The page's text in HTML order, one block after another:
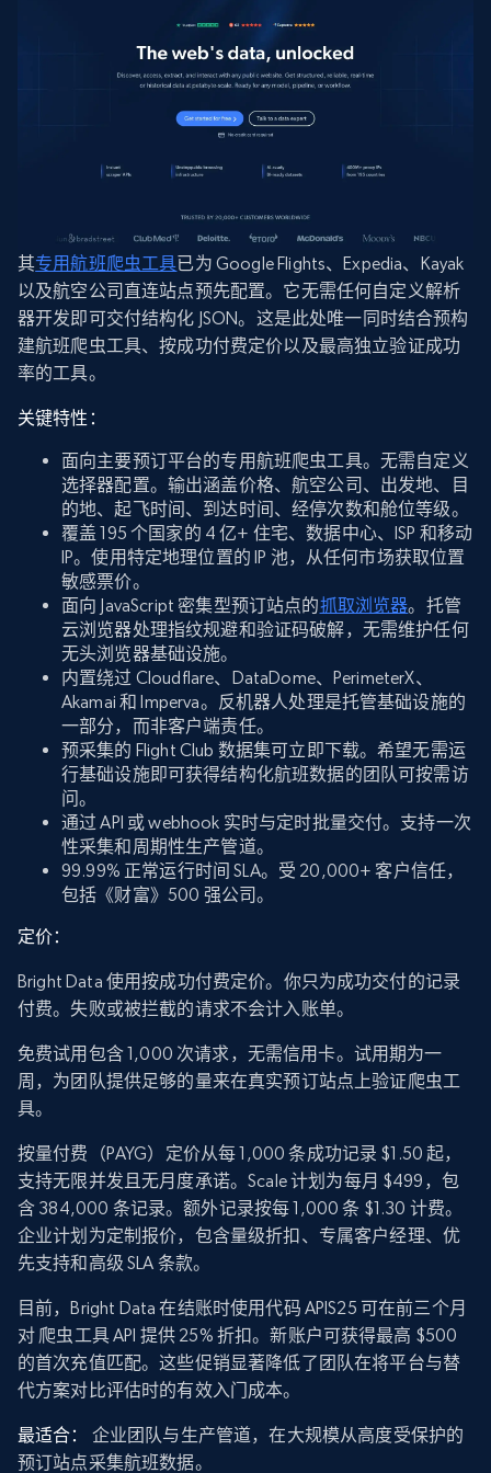
其专用航班爬虫工具已为 Google Flights、Expedia、Kayak
以及航空公司直连站点预先配置。它无需任何自定义解析
器开发即可交付结构化 JSON。这是此处唯一同时结合预构
建航班爬虫工具、按成功付费定价以及最高独立验证成功
率的工具。
关键特性：
面向主要预订平台的专用航班爬虫工具。无需自定义
选择器配置。输出涵盖价格、航空公司、出发地、目
的地、起飞时间、到达时间、经停次数和舱位等级。
覆盖 195 个国家的 4 亿+ 住宅、数据中心、ISP 和移动
IP。使用特定地理位置的 IP 池，从任何市场获取位置
敏感票价。
面向 JavaScript 密集型预订站点的抓取浏览器。托管
云浏览器处理指纹规避和验证码破解，无需维护任何
无头浏览器基础设施。
内置绕过 Cloudflare、DataDome、PerimeterX、
Akamai 和 Imperva。反机器人处理是托管基础设施的
一部分，而非客户端责任。
预采集的 Flight Club 数据集可立即下载。希望无需运
行基础设施即可获得结构化航班数据的团队可按需访
问。
通过 API 或 webhook 实时与定时批量交付。支持一次
性采集和周期性生产管道。
99.99% 正常运行时间 SLA。受 20,000+ 客户信任，
包括《财富》500 强公司。
定价：
Bright Data 使用按成功付费定价。你只为成功交付的记录
付费。失败或被拦截的请求不会计入账单。
免费试用包含 1,000 次请求，无需信用卡。试用期为一
周，为团队提供足够的量来在真实预订站点上验证爬虫工
具。
按量付费（PAYG）定价从每 1,000 条成功记录 $1.50 起，
支持无限并发且无月度承诺。Scale 计划为每月 $499，包
含 384,000 条记录。额外记录按每 1,000 条 $1.30 计费。
企业计划为定制报价，包含量级折扣、专属客户经理、优
先支持和高级 SLA 条款。
目前，Bright Data 在结账时使用代码 APIS25 可在前三个月
对 爬虫工具 API 提供 25% 折扣。新账户可获得最高 $500
的首次充值匹配。这些促销显著降低了团队在将平台与替
代方案对比评估时的有效入门成本。
最适合：
企业团队与生产管道，在大规模从高度受保护的
预订站点采集航班数据。